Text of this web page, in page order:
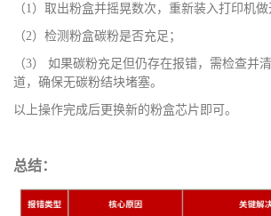
（1）取出粉盒并摇晃数次，重新装入打印机做
（2）检测粉盒碳粉是否充足；
（3） 如果碳粉充足但仍存在报错，需检查并
道，确保无碳粉结块堵塞。
以上操作完成后更换新的粉盒芯片即可。
总结：